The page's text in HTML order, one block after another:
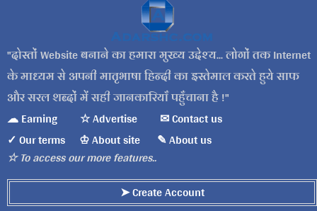
दोस्तों Website बनाने का हमारा मुख्य उद्देश्य... लोगों तक Internet
के माध्यम से अपनी मातृभाषा हिन्दी का इस्तेमाल करते हुये साफ
और सरल शब्दों में सही जानकारियाँ पहुँचाना है !
☁ Earning
☆ Advertise
✉ Contact us
✓ Our terms
♔ About site
✎ About us
☆ To access our more features..
➤ Create Account